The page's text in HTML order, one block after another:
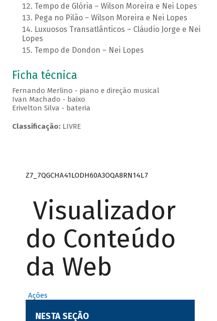
Tempo de Glória – Wilson Moreira e Nei Lopes
Pega no Pilão – Wilson Moreira e Nei Lopes
Luxuosos Transatlânticos – Cláudio Jorge e Nei
Lopes
Tempo de Dondon – Nei Lopes
Ficha técnica
Fernando Merlino - piano e direção musical
Ivan Machado - baixo
Erivelton Silva - bateria
Classificação:LIVRE
Z7_7QGCHA41LODH60A3OQA8RN14L7
Visualizador
do Conteúdo
da Web
Ações
NESTA SEÇÃO